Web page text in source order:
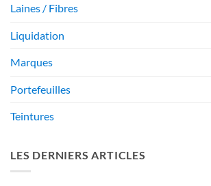
Laines / Fibres
Liquidation
Marques
Portefeuilles
Teintures
LES DERNIERS ARTICLES